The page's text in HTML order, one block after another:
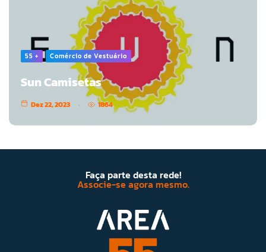
55 + Comércio de Vestuário
Sun Camisetas
Dez 22, 2023 1864
Faça parte desta rede!
Associe-se agora mesmo.